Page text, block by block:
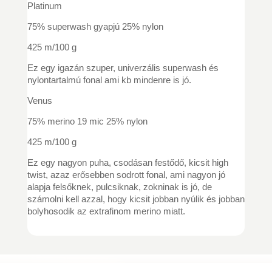
Platinum
75% superwash gyapjú 25% nylon
425 m/100 g
Ez egy igazán szuper, univerzális superwash és
nylontartalmú fonal ami kb mindenre is jó.
Venus
75% merino 19 mic 25% nylon
425 m/100 g
Ez egy nagyon puha, csodásan festődő, kicsit high
twist, azaz erősebben sodrott fonal, ami nagyon jó
alapja felsőknek, pulcsiknak, zokninak is jó, de
számolni kell azzal, hogy kicsit jobban nyúlik és jobban
bolyhosodik az extrafinom merino miatt.